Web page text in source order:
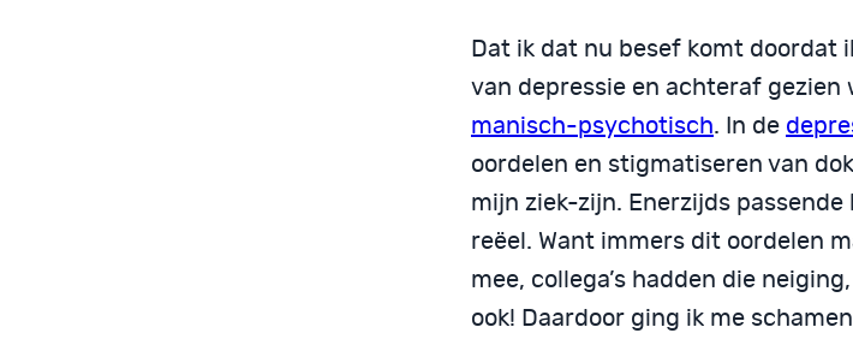
Dat ik dat nu besef komt doordat
van depressie en achteraf gezien
manisch-psychotisch. In de
oordelen en stigmatiseren van
mijn ziek-zijn. Enerzijds
reëel. Want immers dit oordelen
mee, collega’s hadden die
ook! Daardoor ging ik me